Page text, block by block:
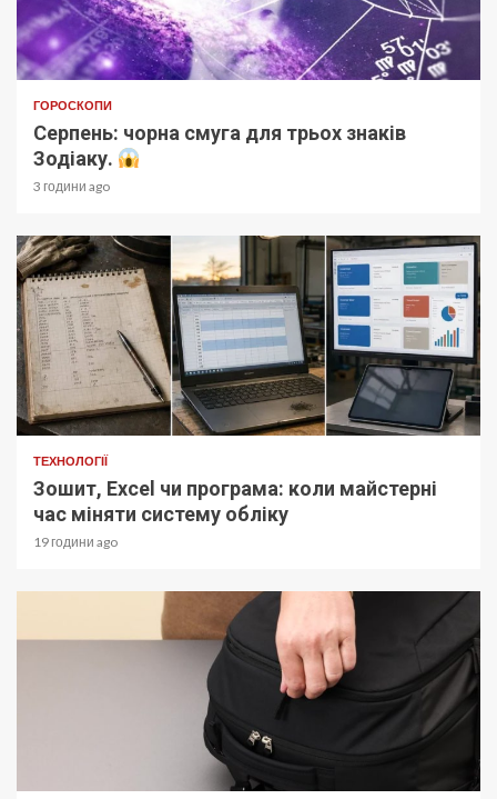
ГОРОСКОПИ
Серпень: чорна смуга для трьох знаків
Зодіаку.
3 години ago
ТЕХНОЛОГІЇ
Зошит, Excel чи програма: коли майстерні
час міняти систему обліку
19 години ago